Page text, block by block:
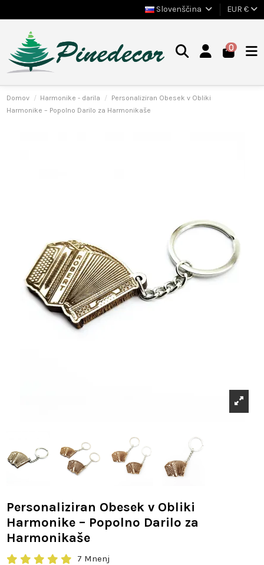
Slovenščina EUR €
0
Domov Harmonike - darila
Personaliziran Obesek v Obliki
Harmonike – Popolno Darilo za Harmonikaše
Personaliziran Obesek v Obliki
Harmonike – Popolno Darilo za
Harmonikaše
7 Mnenj